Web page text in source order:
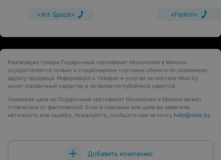
«Art Space» «Fielinn»
Реализация товара Подарочный сертификат Монополия в Минске
осуществляется только в стационарном торговом объекте по указанному
адресу продавца. Информация о товарах и услугах на портале relax.by
носит справочный характер и не является публичной офертой.
Указанная цена на Подарочный сертификат Монополия в Минске может
отличаться от фактической. Если в описании или цене вы заметили
неточность или ошибку, пожалуйста, сообщите нам на почту help@relax.by.
Добавить компанию